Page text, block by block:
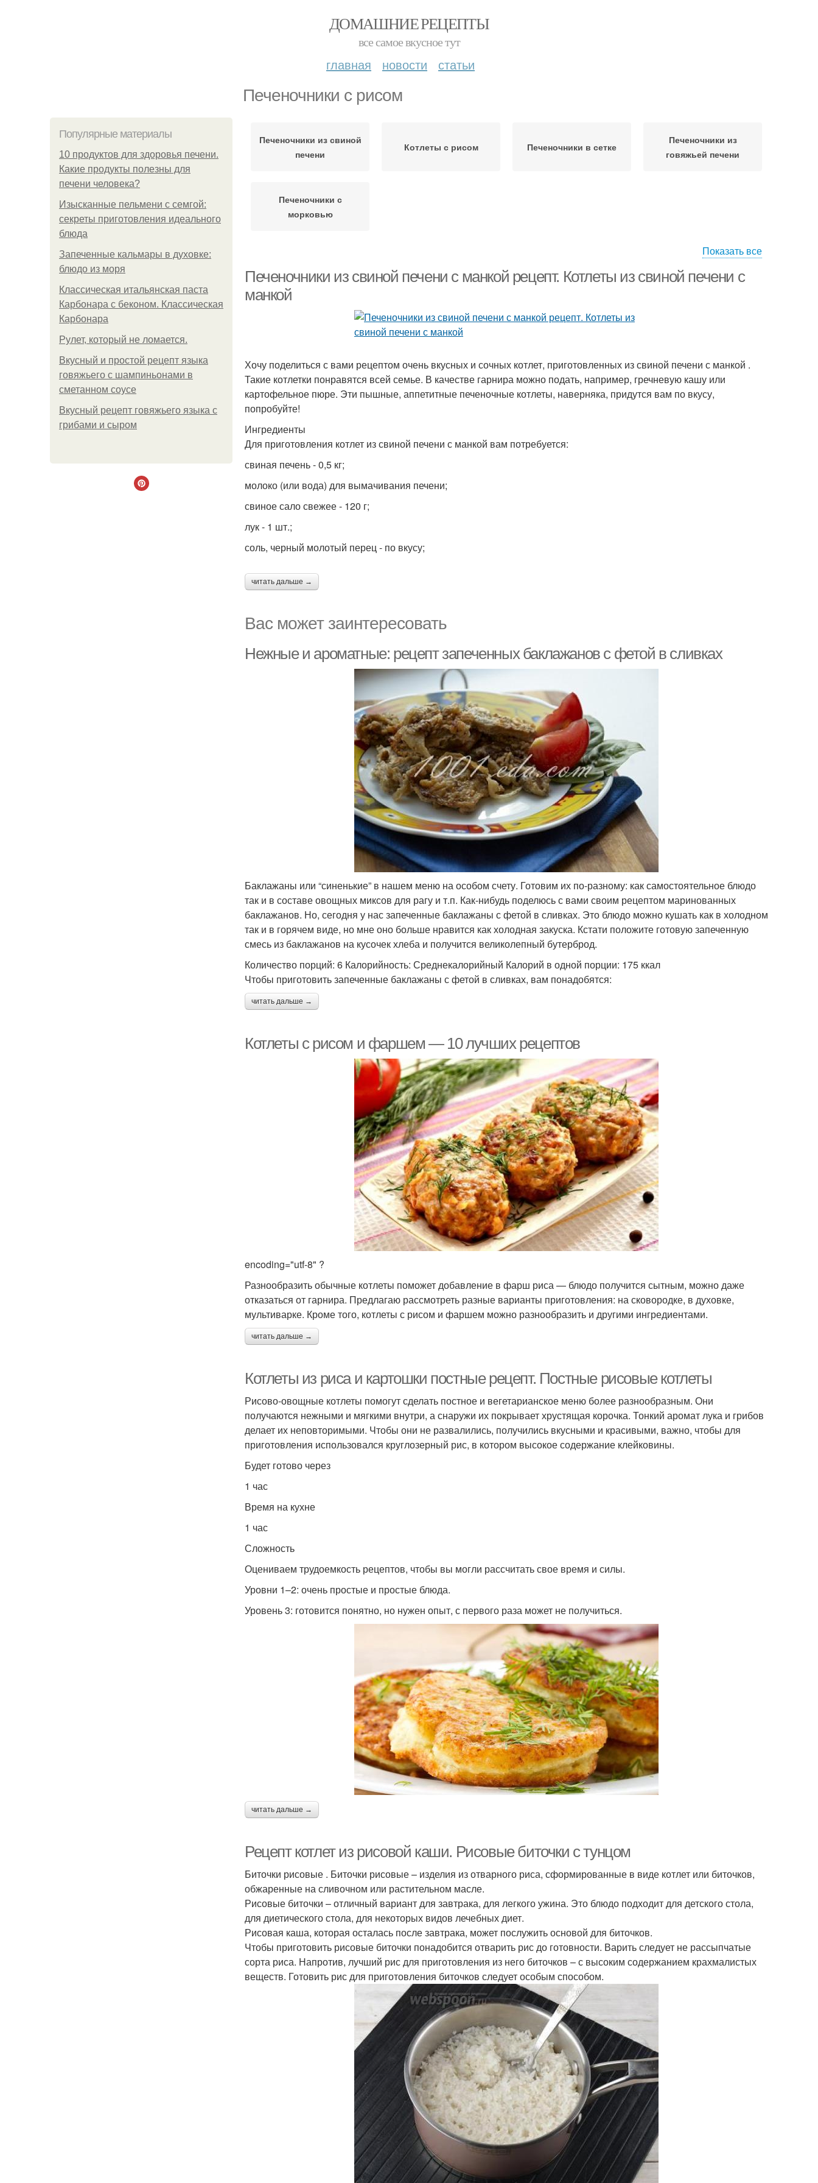
ДОМАШНИЕ РЕЦЕПТЫ
все самое вкусное тут
главная новости статьи
Печеночники с рисом
Популярные материалы
10 продуктов для здоровья печени.
Какие продукты полезны для
печени человека?
Изысканные пельмени с семгой:
секреты приготовления идеального
блюда
Запеченные кальмары в духовке:
блюдо из моря
Классическая итальянская паста
Карбонара с беконом. Классическая
Карбонара
Рулет, который не ломается.
Вкусный и простой рецепт языка
говяжьего с шампиньонами в
сметанном соусе
Вкусный рецепт говяжьего языка с
грибами и сыром
Печеночники из свиной
печени
Котлеты с рисом Печеночники в сетке
Печеночники из
говяжьей печени
Печеночники с
морковью
Показать все
Печеночники из свиной печени с манкой рецепт. Котлеты из свиной печени с
манкой
Хочу поделиться с вами рецептом очень вкусных и сочных котлет, приготовленных из свиной печени с манкой .
Такие котлетки понравятся всей семье. В качестве гарнира можно подать, например, гречневую кашу или
картофельное пюре. Эти пышные, аппетитные печеночные котлеты, наверняка, придутся вам по вкусу,
попробуйте!
Ингредиенты
Для приготовления котлет из свиной печени с манкой вам потребуется:
свиная печень - 0,5 кг;
молоко (или вода) для вымачивания печени;
свиное сало свежее - 120 г;
лук - 1 шт.;
соль, черный молотый перец - по вкусу;
читать дальше →
Вас может заинтересовать
Нежные и ароматные: рецепт запеченных баклажанов с фетой в сливках
Баклажаны или “синенькие” в нашем меню на особом счету. Готовим их по-разному: как самостоятельное блюдо
так и в составе овощных миксов для рагу и т.п. Как-нибудь поделюсь с вами своим рецептом маринованных
баклажанов. Но, сегодня у нас запеченные баклажаны с фетой в сливках. Это блюдо можно кушать как в холодном
так и в горячем виде, но мне оно больше нравится как холодная закуска. Кстати положите готовую запеченную
смесь из баклажанов на кусочек хлеба и получится великолепный бутерброд.
Количество порций: 6 Калорийность: Среднекалорийный Калорий в одной порции: 175 ккал
Чтобы приготовить запеченные баклажаны с фетой в сливках, вам понадобятся:
читать дальше →
Котлеты с рисом и фаршем — 10 лучших рецептов
encoding="utf-8" ?
Разнообразить обычные котлеты поможет добавление в фарш риса — блюдо получится сытным, можно даже
отказаться от гарнира. Предлагаю рассмотреть разные варианты приготовления: на сковородке, в духовке,
мультиварке. Кроме того, котлеты с рисом и фаршем можно разнообразить и другими ингредиентами.
читать дальше →
Котлеты из риса и картошки постные рецепт. Постные рисовые котлеты
Рисово-овощные котлеты помогут сделать постное и вегетарианское меню более разнообразным. Они
получаются нежными и мягкими внутри, а снаружи их покрывает хрустящая корочка. Тонкий аромат лука и грибов
делает их неповторимыми. Чтобы они не развалились, получились вкусными и красивыми, важно, чтобы для
приготовления использовался круглозерный рис, в котором высокое содержание клейковины.
Будет готово через
1 час
Время на кухне
1 час
Сложность
Оцениваем трудоемкость рецептов, чтобы вы могли рассчитать свое время и силы.
Уровни 1–2: очень простые и простые блюда.
Уровень 3: готовится понятно, но нужен опыт, с первого раза может не получиться.
читать дальше →
Рецепт котлет из рисовой каши. Рисовые биточки с тунцом
Биточки рисовые . Биточки рисовые – изделия из отварного риса, сформированные в виде котлет или биточков,
обжаренные на сливочном или растительном масле.
Рисовые биточки – отличный вариант для завтрака, для легкого ужина. Это блюдо подходит для детского стола,
для диетического стола, для некоторых видов лечебных диет.
Рисовая каша, которая осталась после завтрака, может послужить основой для биточков.
Чтобы приготовить рисовые биточки понадобится отварить рис до готовности. Варить следует не рассыпчатые
сорта риса. Напротив, лучший рис для приготовления из него биточков – с высоким содержанием крахмалистых
веществ. Готовить рис для приготовления биточков следует особым способом.